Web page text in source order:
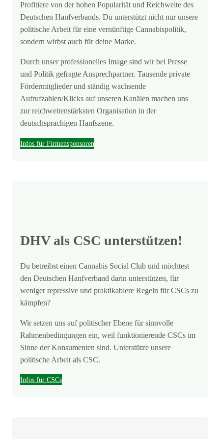
Profitiere von der hohen Popularität und Reichweite des
Deutschen Hanfverbands. Du unterstützt nicht nur unsere
politische Arbeit für eine vernünftige Cannabispolitik,
sondern wirbst auch für deine Marke.
Durch unser professionelles Image sind wir bei Presse
und Politik gefragte Ansprechpartner. Tausende private
Fördermitglieder und ständig wachsende
Aufrufzahlen/Klicks auf unseren Kanälen machen uns
zur reichweitenstärksten Organisation in der
deutschsprachigen Hanfszene.
Infos für Firmensponsoren
DHV als CSC unterstützen!
Du betreibst einen Cannabis Social Club und möchtest
den Deutschen Hanfverband darin unterstützen, für
weniger repressive und praktikablere Regeln für CSCs zu
kämpfen?
Wir setzen uns auf politischer Ebene für sinnvolle
Rahmenbedingungen ein, weil funktionierende CSCs im
Sinne der Konsumenten sind. Unterstütze unsere
politische Arbeit als CSC.
Infos für CSCs